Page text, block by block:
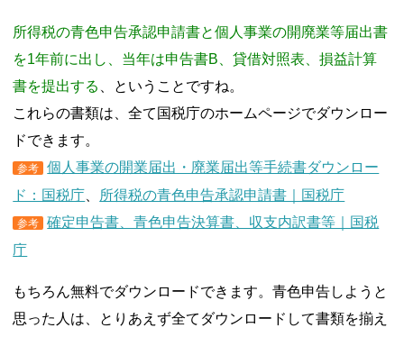
所得税の青色申告承認申請書と個人事業の開廃業等届出書
を1年前に出し、当年は申告書B、貸借対照表、損益計算
書を提出する
、ということですね。
これらの書類は、全て国税庁のホームページでダウンロー
ドできます。
参考
個人事業の開業届出・廃業届出等手続書ダウンロー
ド：国税庁
所得税の青色申告承認申請書｜国税庁
参考
確定申告書、青色申告決算書、収支内訳書等｜国税
庁
もちろん無料でダウンロードできます。青色申告しようと
思った人は、とりあえず全てダウンロードして書類を揃え